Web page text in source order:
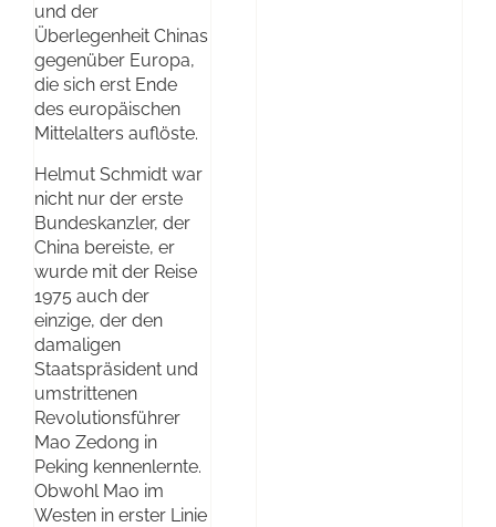
und der
Überlegenheit Chinas
gegenüber Europa,
die sich erst Ende
des europäischen
Mittelalters auflöste.
Helmut Schmidt war
nicht nur der erste
Bundeskanzler, der
China bereiste, er
wurde mit der Reise
1975 auch der
einzige, der den
damaligen
Staatspräsident und
umstrittenen
Revolutionsführer
Mao Zedong in
Peking kennenlernte.
Obwohl Mao im
Westen in erster Linie